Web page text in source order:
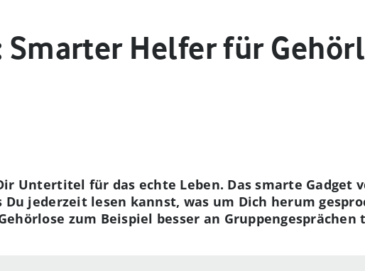
Smarter Helfer für
Untertitel für das echte Leben. Das smarte Gadget
Du jederzeit lesen kannst, was um Dich herum
zum Beispiel besser an